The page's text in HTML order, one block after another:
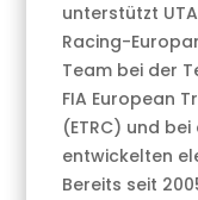
unterstützt
Racing-
Team bei der
FIA European
(ETRC) und
entwickelten
Bereits seit